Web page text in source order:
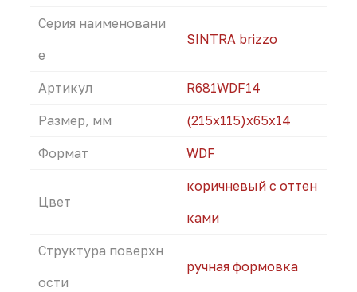
Серия наименовани
е
SINTRA brizzo
Артикул R681WDF14
Размер, мм (215x115)х65х14
Формат WDF
Цвет
коричневый с оттен
ками
Структура поверхн
ости
ручная формовка